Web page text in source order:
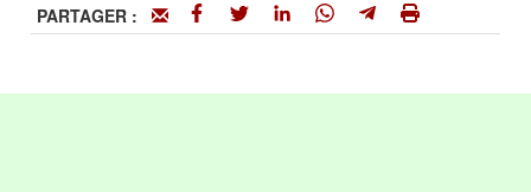
PARTAGER :